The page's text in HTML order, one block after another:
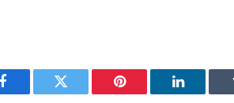
Facebook Twitter Pinterest LinkedIn